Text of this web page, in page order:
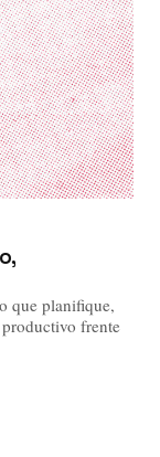
que planifique,
frente